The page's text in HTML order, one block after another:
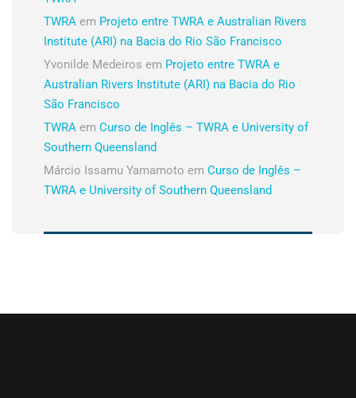
TWRA em Projeto entre TWRA e Australian Rivers
Institute (ARI) na Bacia do Rio São Francisco
Yvonilde Medeiros em Projeto entre TWRA e
Australian Rivers Institute (ARI) na Bacia do Rio
São Francisco
TWRA em Curso de Inglês – TWRA e University of
Southern Queensland
Márcio Issamu Yamamoto em Curso de Inglês –
TWRA e University of Southern Queensland